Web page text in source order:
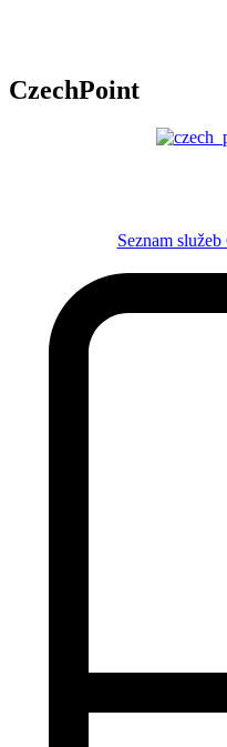
CzechPoint
Seznam